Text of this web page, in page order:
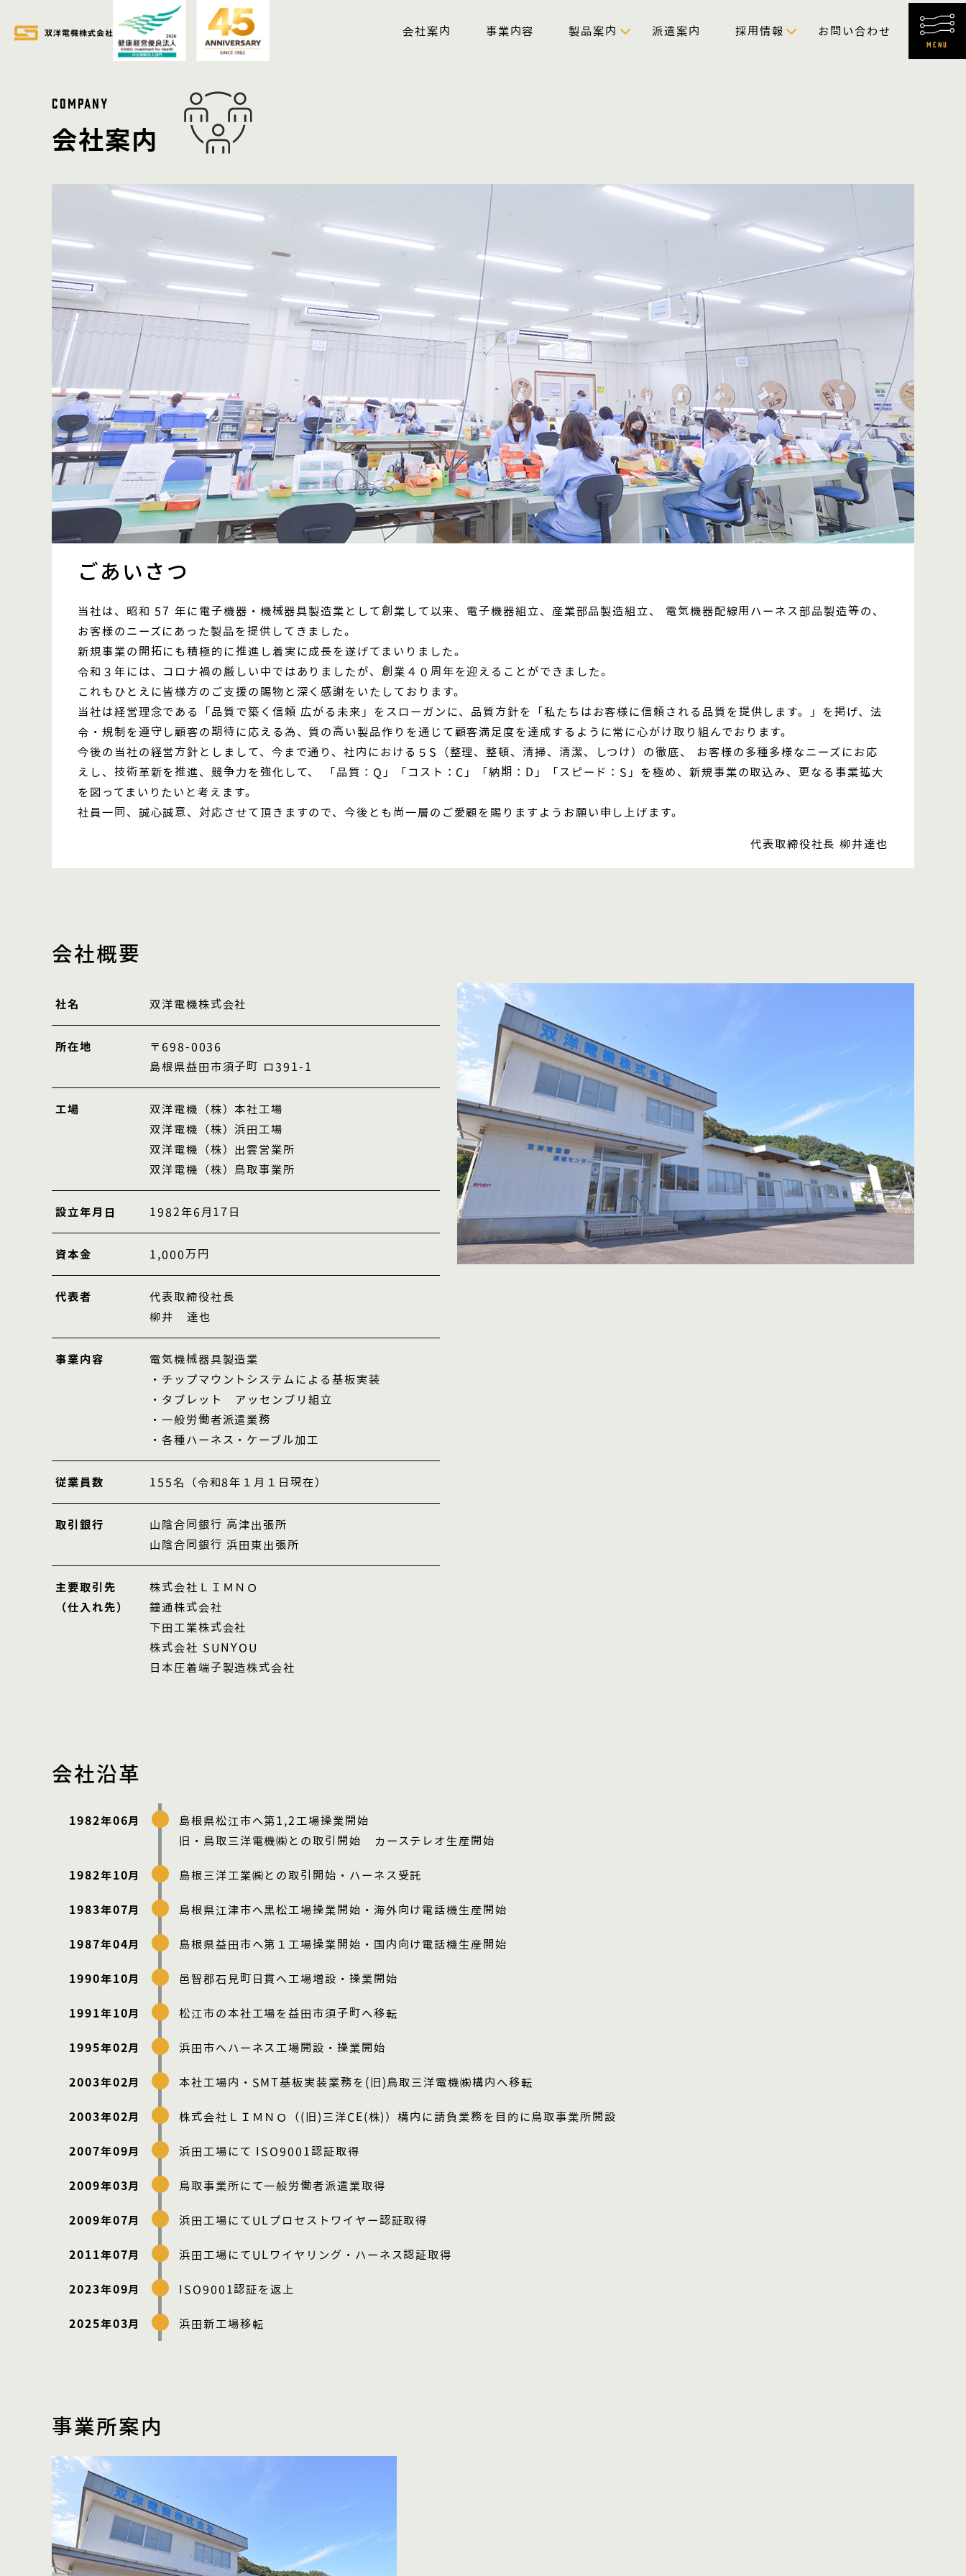
会社案内 事業内容 製品案内 派遣案内 採用情報 お問い合わせ
MENU
COMPANY
会社案内
ごあいさつ
当社は、昭和 57 年に電子機器・機械器具製造業として創業して以来、電子機器組立、産業部品製造組立、 電気機器配線用ハーネス部品製造等の、
お客様のニーズにあった製品を提供してきました。
新規事業の開拓にも積極的に推進し着実に成長を遂げてまいりました。
令和３年には、コロナ禍の厳しい中ではありましたが、創業４０周年を迎えることができました。
これもひとえに皆様方のご支援の賜物と深く感謝をいたしております。
当社は経営理念である「品質で築く信頼 広がる未来」をスローガンに、品質方針を「私たちはお客様に信頼される品質を提供します。」を掲げ、法
令・規制を遵守し顧客の期待に応える為、質の高い製品作りを通じて顧客満足度を達成するように常に心がけ取り組んでおります。
今後の当社の経営方針としまして、今まで通り、社内における５S（整理、整頓、清掃、清潔、しつけ）の徹底、 お客様の多種多様なニーズにお応
えし、技術革新を推進、競争力を強化して、 「品質：Q」「コスト：C」「納期：D」「スピード：S」を極め、新規事業の取込み、更なる事業拡大
を図ってまいりたいと考えます。
社員一同、誠心誠意、対応させて頂きますので、今後とも尚一層のご愛顧を賜りますようお願い申し上げます。
代表取締役社長 柳井達也
会社概要
社名 双洋電機株式会社
所在地
〒698-0036
島根県益田市須子町 ロ391-1
工場
双洋電機（株）本社工場
双洋電機（株）浜田工場
双洋電機（株）出雲営業所
双洋電機（株）鳥取事業所
設立年月日 1982年6月17日
資本金 1,000万円
代表者
代表取締役社長
柳井 達也
事業内容
電気機械器具製造業
・チップマウントシステムによる基板実装
・タブレット アッセンブリ組立
・一般労働者派遣業務
・各種ハーネス・ケーブル加工
従業員数 155名（令和8年１月１日現在）
取引銀行
山陰合同銀行 高津出張所
山陰合同銀行 浜田東出張所
主要取引先
（仕入れ先）
株式会社ＬＩＭＮＯ
鐘通株式会社
下田工業株式会社
株式会社 SUNYOU
日本圧着端子製造株式会社
会社沿革
1982年06月
島根県松江市へ第1,2工場操業開始
旧・鳥取三洋電機㈱との取引開始 カーステレオ生産開始
1982年10月 島根三洋工業㈱との取引開始・ハーネス受託
1983年07月 島根県江津市へ黒松工場操業開始・海外向け電話機生産開始
1987年04月 島根県益田市へ第１工場操業開始・国内向け電話機生産開始
1990年10月 邑智郡石見町日貫へ工場増設・操業開始
1991年10月 松江市の本社工場を益田市須子町へ移転
1995年02月 浜田市へハーネス工場開設・操業開始
2003年02月 本社工場内・SMT基板実装業務を(旧)鳥取三洋電機㈱構内へ移転
2003年02月 株式会社ＬＩＭＮＯ（(旧)三洋CE(株)）構内に請負業務を目的に鳥取事業所開設
2007年09月 浜田工場にて ISO9001認証取得
2009年03月 鳥取事業所にて一般労働者派遣業取得
2009年07月 浜田工場にてULプロセストワイヤー認証取得
2011年07月 浜田工場にてULワイヤリング・ハーネス認証取得
2023年09月 ISO9001認証を返上
2025年03月 浜田新工場移転
事業所案内